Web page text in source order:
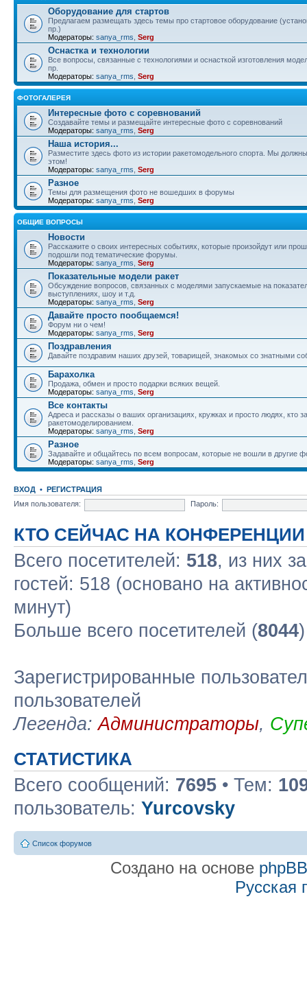
Оборудование для стартов
Предлагаем размещать здесь темы про стартовое оборудование
пр.)
Модераторы: sanya_rms Serg
Оснастка и технологии
Все вопросы, связанные с технологиями и оснасткой изготовления
пр.
Модераторы: sanya_rms Serg
ФОТОГАЛЕРЕЯ
Интересные фото с соревнований
Создавайте темы и размещайте интересные фото с соревнований
Модераторы: sanya_rms Serg
Наша история...
Разместите здесь фото из истории ракетомодельного спорта. Мы
этом!
Модераторы: sanya_rms Serg
Разное
Темы для размещения фото не вошедших в форумы
Модераторы: sanya_rms Serg
ОБЩИЕ ВОПРОСЫ
Новости
Расскажите о своих интересных событиях, которые произойдут или
подошли под тематические форумы.
Модераторы: sanya_rms Serg
Показательные модели ракет
Обсуждение вопросов, связанных с моделями запускаемые на
выступлениях, шоу и т.д.
Модераторы: sanya_rms Serg
Давайте просто пообщаемся!
Форум ни о чем!
Модераторы: sanya_rms Serg
Поздравления
Давайте поздравим наших друзей, товарищей, знакомых со знатными
Барахолка
Продажа, обмен и просто подарки всяких вещей.
Модераторы: sanya_rms Serg
Все контакты
Адреса и рассказы о ваших организациях, кружках и просто людях, кто
ракетомоделированием.
Модераторы: sanya_rms Serg
Разное
Задавайте и общайтесь по всем вопросам, которые не вошли в другие
Модераторы: sanya_rms Serg
ВХОД • РЕГИСТРАЦИЯ
Имя пользователя:
Пароль:
КТО СЕЙЧАС НА КОНФЕРЕНЦИИ
Всего посетителей: 518, из них
гостей: 518 (основано на
минут)
Больше всего посетителей (8044
Зарегистрированные
пользователей
Легенда:Администраторы,
СТАТИСТИКА
Всего сообщений: 7695 • Тем:
пользователь: Yurcovsky
Список форумов
Создано на основе phpBB
Русская